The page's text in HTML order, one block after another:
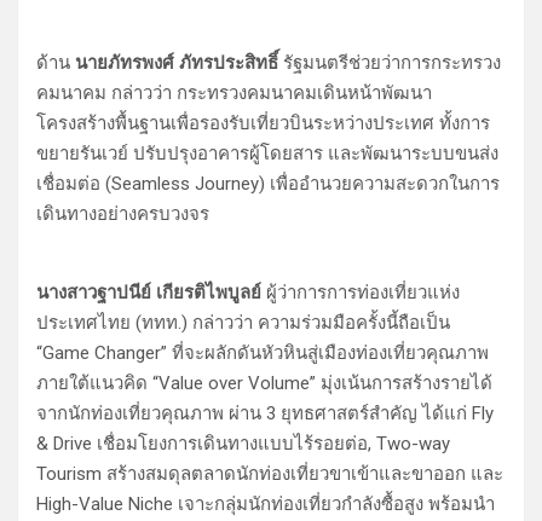
ด้าน นายภัทรพงศ์ ภัทรประสิทธิ์ รัฐมนตรีช่วยว่าการกระทรวง
คมนาคม กล่าวว่า กระทรวงคมนาคมเดินหน้าพัฒนา
โครงสร้างพื้นฐานเพื่อรองรับเที่ยวบินระหว่างประเทศ ทั้งการ
ขยายรันเวย์ ปรับปรุงอาคารผู้โดยสาร และพัฒนาระบบขนส่ง
เชื่อมต่อ (Seamless Journey) เพื่ออำนวยความสะดวกในการ
เดินทางอย่างครบวงจร
นางสาวฐาปนีย์ เกียรติไพบูลย์ ผู้ว่าการการท่องเที่ยวแห่ง
ประเทศไทย (ททท.) กล่าวว่า ความร่วมมือครั้งนี้ถือเป็น
“Game Changer” ที่จะผลักดันหัวหินสู่เมืองท่องเที่ยวคุณภาพ
ภายใต้แนวคิด “Value over Volume” มุ่งเน้นการสร้างรายได้
จากนักท่องเที่ยวคุณภาพ ผ่าน 3 ยุทธศาสตร์สำคัญ ได้แก่ Fly
& Drive เชื่อมโยงการเดินทางแบบไร้รอยต่อ, Two-way
Tourism สร้างสมดุลตลาดนักท่องเที่ยวขาเข้าและขาออก และ
High-Value Niche เจาะกลุ่มนักท่องเที่ยวกำลังซื้อสูง พร้อมนำ